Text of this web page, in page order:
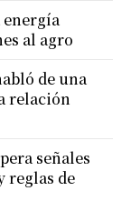
al agro
de una
relación
señales
reglas de